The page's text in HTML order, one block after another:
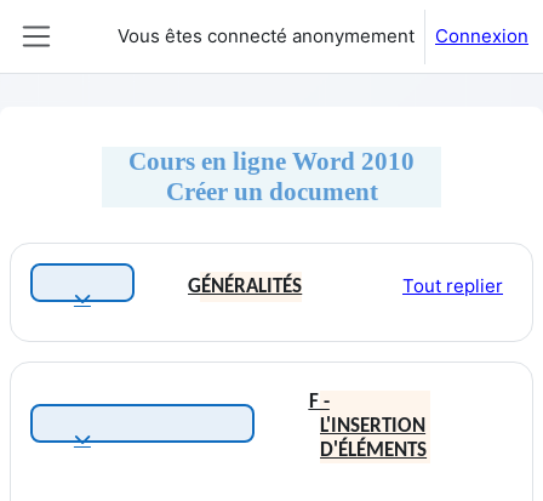
Passer au contenu principalVous êtes connecté anonymement Connexion
Cours en ligne Word 2010
Créer un document
Résumé de section
Replier
GÉNÉRALITÉS Tout replier
Replier
F -
L'INSERTION
D'ÉLÉMENTS